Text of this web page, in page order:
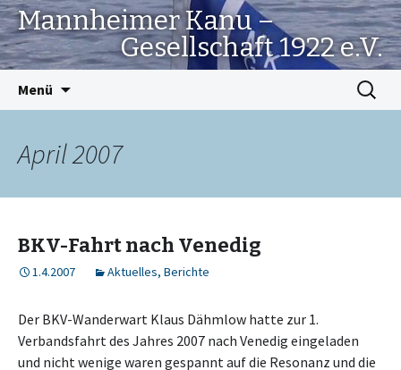
Mannheimer Kanu –
Gesellschaft 1922 e.V.
Menü
Suchen
nach:
April 2007
BKV-Fahrt nach Venedig
1.4.2007 Aktuelles, Berichte
Der BKV-Wanderwart Klaus Dähmlow hatte zur 1.
Verbandsfahrt des Jahres 2007 nach Venedig eingeladen
und nicht wenige waren gespannt auf die Resonanz und die